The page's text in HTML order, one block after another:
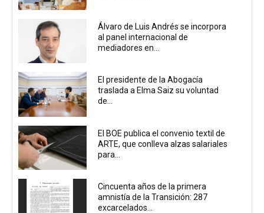
Álvaro de Luis Andrés se incorpora
al panel internacional de
mediadores en...
El presidente de la Abogacía
traslada a Elma Saiz su voluntad
de...
El BOE publica el convenio textil de
ARTE, que conlleva alzas salariales
para...
Cincuenta años de la primera
amnistía de la Transición: 287
excarcelados...